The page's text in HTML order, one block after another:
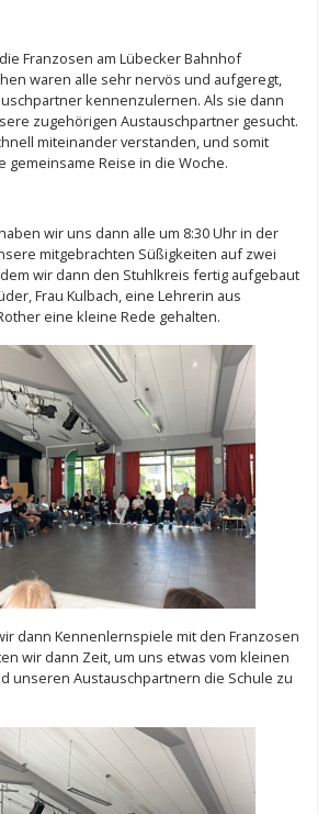
Franzosen am Lübecker Bahnhof
waren alle sehr nervös und aufgeregt,
kennenzulernen. Als sie dann
zugehörigen Austauschpartner gesucht.
miteinander verstanden, und somit
gemeinsame Reise in die Woche.
wir uns dann alle um 8:30 Uhr in der
mitgebrachten Süßigkeiten auf zwei
wir dann den Stuhlkreis fertig aufgebaut
Frau Kulbach, eine Lehrerin aus
eine kleine Rede gehalten.
dann Kennenlernspiele mit den Franzosen
wir dann Zeit, um uns etwas vom kleinen
unseren Austauschpartnern die Schule zu